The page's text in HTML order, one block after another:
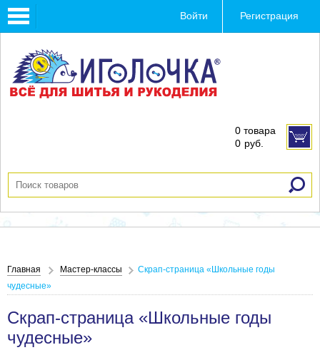
Toggle
navigation
Войти Регистрация
0 товара
0 руб.
Главная Мастер-классы
Скрап-страница «Школьные годы
чудесные»
Скрап-страница «Школьные годы
чудесные»